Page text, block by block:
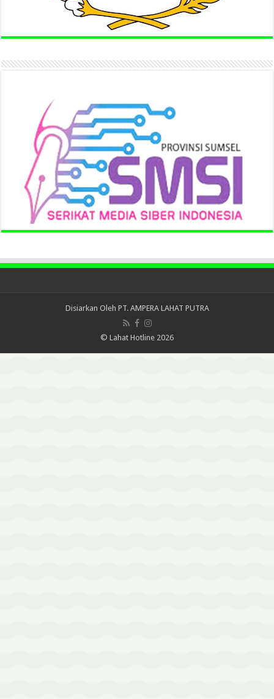
Disiarkan Oleh PT. AMPERA LAHAT PUTRA
© Lahat Hotline 2026